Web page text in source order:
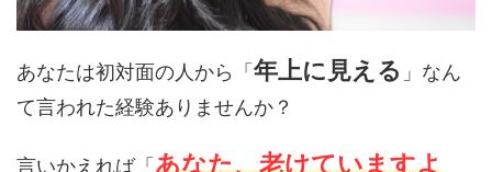
あなたは初対面の人から「年上に見える 」なん
て言われた経験ありませんか？
言いかえれば「あなた、老けていますよ